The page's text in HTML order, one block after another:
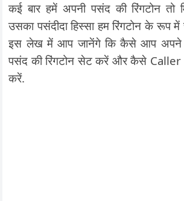
कई बार हमें अपनी पसंद की रिंगटोन तो
उसका पसंदीदा हिस्सा हम रिंगटोन के रूप
इस लेख में आप जानेंगे कि कैसे आप अपने
पसंद की रिंगटोन सेट करें और कैसे
करें.